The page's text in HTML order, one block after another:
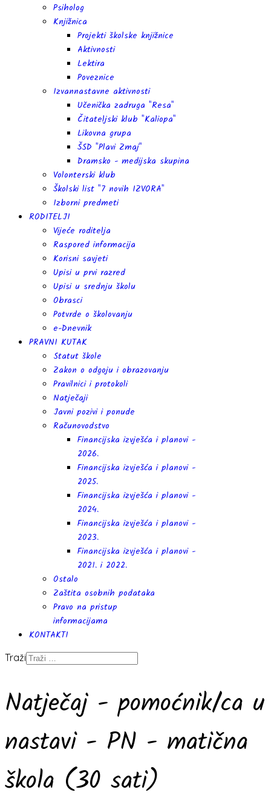
Psiholog
Knjižnica
Projekti školske knjižnice
Aktivnosti
Lektira
Poveznice
Izvannastavne aktivnosti
Učenička zadruga "Resa"
Čitateljski klub "Kaliopa"
Likovna grupa
ŠSD "Plavi Zmaj"
Dramsko - medijska skupina
Volonterski klub
Školski list "7 novih IZVORA"
Izborni predmeti
RODITELJI
Vijeće roditelja
Raspored informacija
Korisni savjeti
Upisi u prvi razred
Upisi u srednju školu
Obrasci
Potvrde o školovanju
e-Dnevnik
PRAVNI KUTAK
Statut škole
Zakon o odgoju i obrazovanju
Pravilnici i protokoli
Natječaji
Javni pozivi i ponude
Računovodstvo
Financijska izvješća i planovi -
2026.
Financijska izvješća i planovi -
2025.
Financijska izvješća i planovi -
2024.
Financijska izvješća i planovi -
2023.
Financijska izvješća i planovi -
2021. i 2022.
Ostalo
Zaštita osobnih podataka
Pravo na pristup
informacijama
KONTAKTI
Traži
Natječaj - pomoćnik/ca u
nastavi - PN - matična
škola (30 sati)